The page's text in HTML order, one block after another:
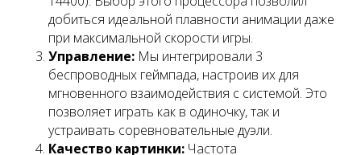
добиться идеальной плавности анимации даже
при максимальной скорости игры.
Управление: Мы интегрировали 3
беспроводных геймпада, настроив их для
мгновенного взаимодействия с системой. Это
позволяет играть как в одиночку, так и
устраивать соревновательные дуэли.
Качество картинки: Частота